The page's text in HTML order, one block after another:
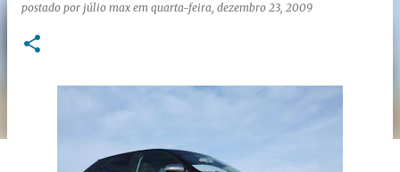
postado por júlio max em quarta-feira, dezembro 23, 2009